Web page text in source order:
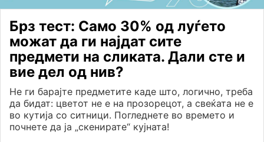
Брз тест: Само 30% од луѓето
можат да ги најдат сите
предмети на сликата. Дали сте и
вие дел од нив?
Не ги барајте предметите каде што, логично, треба
да бидат: цветот не е на прозорецот, а свеќата не е
во кутија со ситници. Погледнете во времето и
почнете да ја „скенирате“ кујната!